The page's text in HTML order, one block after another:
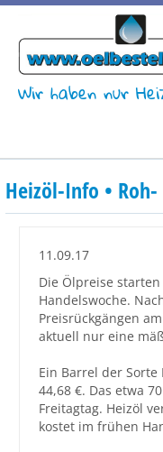
Wir haben nur
Heizölpreise
Aktueller Heizölpreis
Marktinformationen
Wunschpreis
Großbestellungen
Heizöl-Info •
11.09.17
Die Ölpreise
Handelswoche.
Preisrückgängen
aktuell nur eine
Ein Barrel der
44,68 €. Das etwa
Freitagtag. Heizöl
kostet im frühen